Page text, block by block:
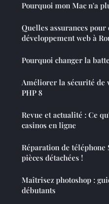
Pourquoi mon Mac n'a
Quelles assurances
développement web à
Pourquoi changer la
Améliorer la sécurité de
PHP 8
Revue et actualité : Ce
casinos en ligne
Réparation de
pièces détachées !
Maîtrisez photoshop :
débutants